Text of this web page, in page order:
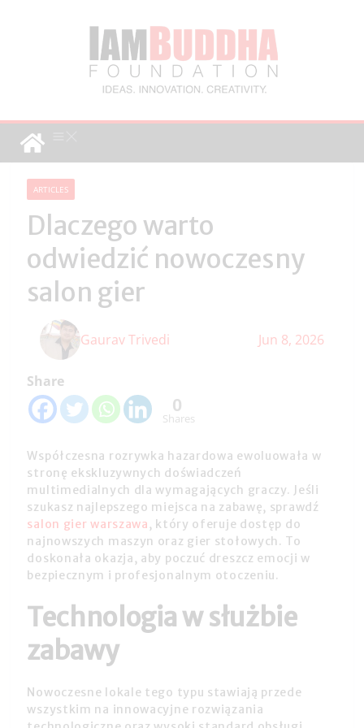
ARTICLES
Dlaczego warto
odwiedzić nowoczesny
salon gier
Gaurav Trivedi Jun 8, 2026
Share
0
Shares
Współczesna rozrywka hazardowa ewoluowała w
stronę ekskluzywnych doświadczeń
multimedialnych dla wymagających graczy. Jeśli
szukasz najlepszego miejsca na zabawę, sprawdź
salon gier warszawa, który oferuje dostęp do
najnowszych maszyn oraz gier stołowych. To
doskonała okazja, aby poczuć dreszcz emocji w
bezpiecznym i profesjonalnym otoczeniu.
Technologia w służbie
zabawy
Nowoczesne lokale tego typu stawiają przede
wszystkim na innowacyjne rozwiązania